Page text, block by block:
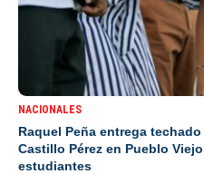
NACIONALES
Raquel Peña entrega
Castillo Pérez en Pueblo
estudiantes